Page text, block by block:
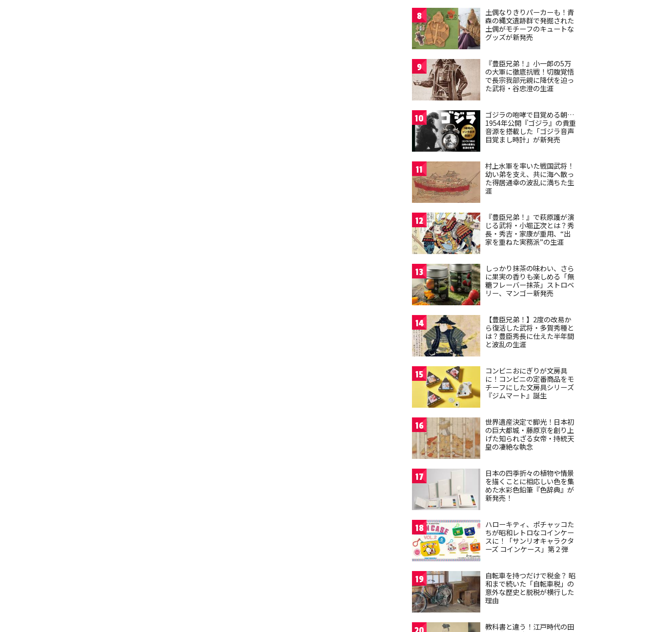
8
土偶なりきりパーカーも！青
森の縄文遺跡群で発掘された
土偶がモチーフのキュートな
グッズが新発売
9
『豊臣兄弟！』小一郎の5万
の大軍に徹底抗戦！切腹覚悟
で長宗我部元親に降伏を迫っ
た武将・谷忠澄の生涯
10
ゴジラの咆哮で目覚める朝…
1954年公開『ゴジラ』の貴重
音源を搭載した「ゴジラ音声
目覚まし時計」が新発売
11
村上水軍を率いた戦国武将！
幼い弟を支え、共に海へ散っ
た得居通幸の波乱に満ちた生
涯
12
『豊臣兄弟！』で萩原護が演
じる武将・小堀正次とは？秀
長・秀吉・家康が重用、“出
家を重ねた実務派”の生涯
13
しっかり抹茶の味わい、さら
に果実の香りも楽しめる「無
糖フレーバー抹茶」ストロベ
リー、マンゴー新発売
14
【豊臣兄弟！】2度の改易か
ら復活した武将・多賀秀種と
は？豊臣秀長に仕えた半年間
と波乱の生涯
15
コンビニおにぎりが文房具
に！コンビニの定番商品をモ
チーフにした文房具シリーズ
『ジムマート』誕生
16
世界遺産決定で脚光！日本初
の巨大都城・藤原京を創り上
げた知られざる女帝・持統天
皇の凄絶な執念
17
日本の四季折々の植物や情景
を描くことに相応しい色を集
めた水彩色鉛筆『色辞典』が
新発売！
18
ハローキティ、ポチャッコた
ちが昭和レトロなコインケー
スに！「サンリオキャラクタ
ーズ コインケース」第２弾
19
自転車を持つだけで税金？ 昭
和まで続いた「自転車税」の
意外な歴史と脱税が横行した
理由
教科書と違う！江戸時代の田